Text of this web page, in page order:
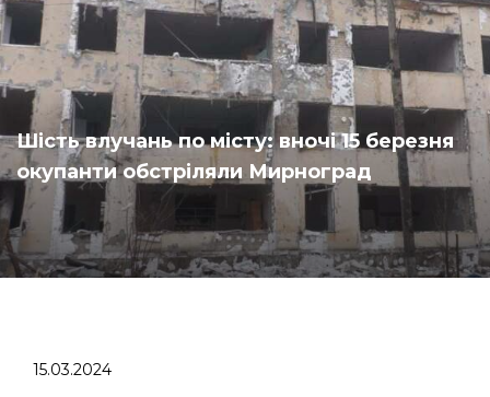
Шість влучань по місту: вночі 15 березня
окупанти обстріляли Мирноград
15.03.2024